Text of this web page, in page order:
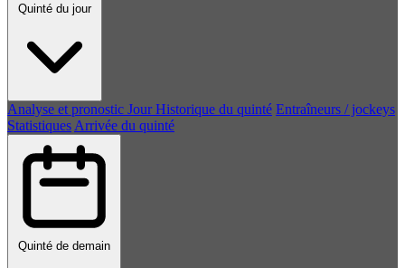
Quinté du jour
Analyse et pronostic Jour Historique du quinté Entraîneurs / jockeys
Statistiques Arrivée du quinté
Quinté de demain